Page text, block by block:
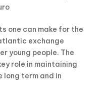
one can make for the
exchange
young people. The
role in maintaining
term and in